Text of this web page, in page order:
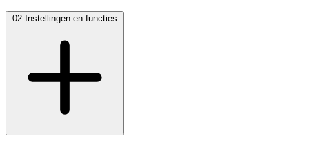
02 Instellingen en functies